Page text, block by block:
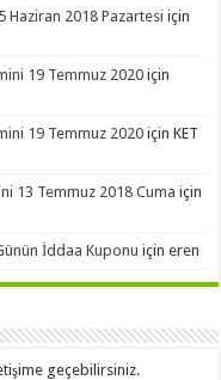
Haziran 2018 Pazartesi için
19 Temmuz 2020 için
19 Temmuz 2020 içinKET
13 Temmuz 2018 Cuma için
İddaa Kuponu içineren
geçebilirsiniz.